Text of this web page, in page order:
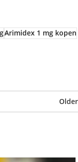
Arimidex 1 mg kopen
Older